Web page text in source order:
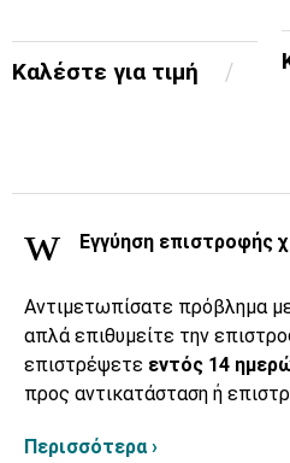
Καλέστε για τιμή
Εγγύηση επιστροφής
Αντιμετωπίσατε πρόβλημα
απλά επιθυμείτε την
επιστρέψετε εντός 14
προς αντικατάσταση ή
Περισσότερα ›